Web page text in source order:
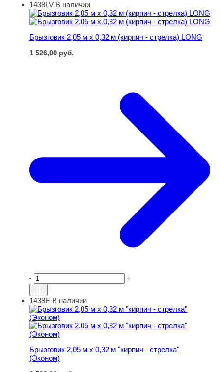
Брызговик 2,05 м х 0,32 м (кирпич - стрелка) LONG
1438LV В наличии
Брызговик 2,05 м х 0,32 м (кирпич - стрелка) LONG
1 526,00 руб.
- +
Брызговик 2,05 м х 0,32 м "кирпич - стрелка" (Эконом)
1438Е В наличии
Брызговик 2,05 м х 0,32 м "кирпич - стрелка"
(Эконом)